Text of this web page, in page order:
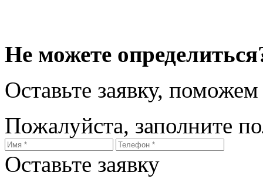
Не можете
Оставьте заявку,
Пожалуйста, заполните
Оставьте заявку